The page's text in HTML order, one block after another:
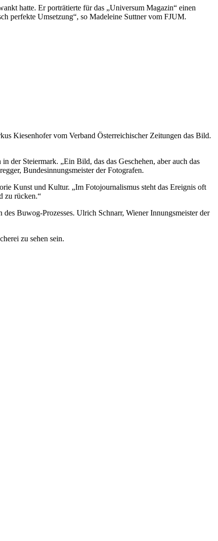
hatte. Er porträtierte für das „Universum Magazin“ einen
perfekte Umsetzung“, so Madeleine Suttner vom FJUM.
Kiesenhofer vom Verband Österreichischer Zeitungen das Bild.
der Steiermark. „Ein Bild, das das Geschehen, aber auch das
Bundesinnungsmeister der Fotografen.
Kunst und Kultur. „Im Fotojournalismus steht das Ereignis oft
zu rücken.“
Buwog-Prozesses. Ulrich Schnarr, Wiener Innungsmeister der
zu sehen sein.